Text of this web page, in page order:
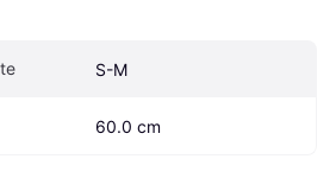
S-M
60.0 cm